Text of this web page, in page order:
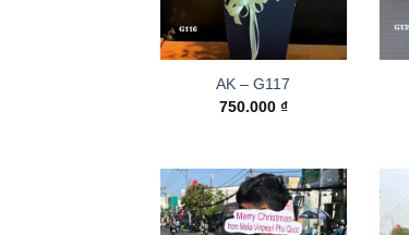
AK – G117
750.000 ₫